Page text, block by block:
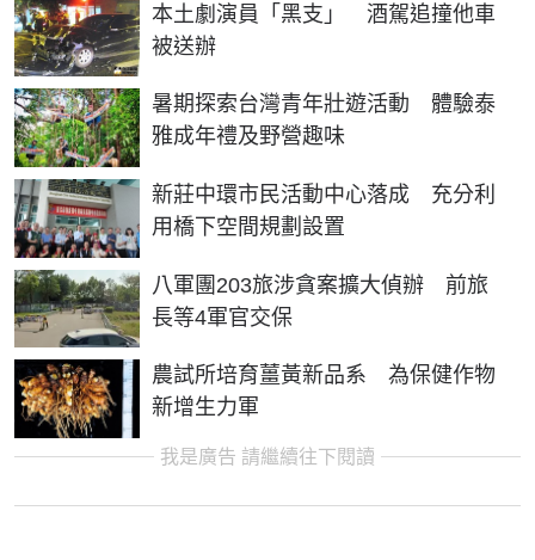
本土劇演員「黑支」 酒駕追撞他車
被送辦
暑期探索台灣青年壯遊活動 體驗泰
雅成年禮及野營趣味
新莊中環市民活動中心落成 充分利
用橋下空間規劃設置
八軍團203旅涉貪案擴大偵辦 前旅
長等4軍官交保
農試所培育薑黃新品系 為保健作物
新增生力軍
我是廣告 請繼續往下閱讀